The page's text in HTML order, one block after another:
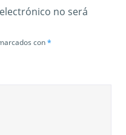
no será
con*